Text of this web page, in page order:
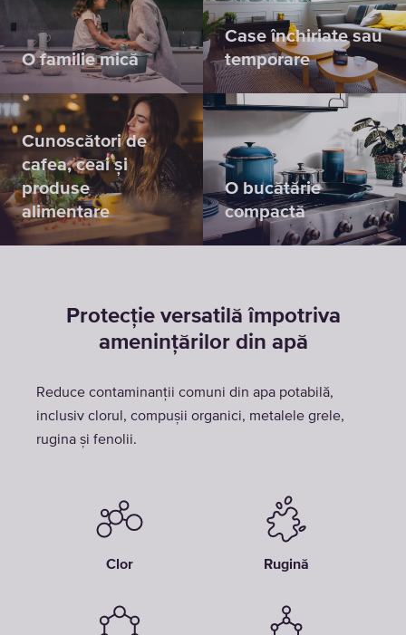
O familie mică
Case închiriate sau
temporare
Cunoscători de
cafea, ceai și
produse
alimentare
O bucătărie
compactă
Protecție versatilă împotriva
amenințărilor din apă
Reduce contaminanții comuni din apa potabilă,
inclusiv clorul, compușii organici, metalele grele,
rugina și fenolii.
Clor Rugină